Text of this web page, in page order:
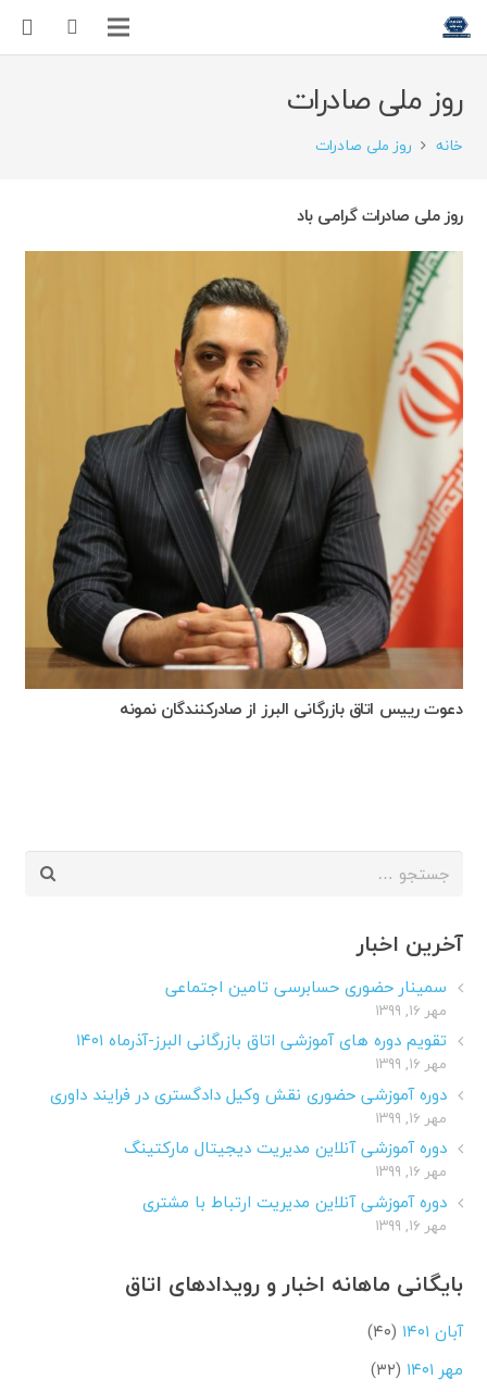
روز ملی صادرات
خانه روز ملی صادرات
روز ملی صادرات گرامی باد
دعوت رییس اتاق بازرگانی البرز از صادرکنندگان نمونه
جستجو
آخرین اخبار
سمینار حضوری حسابرسی تامین اجتماعی
مهر ۱۶, ۱۳۹۹
تقویم دوره های آموزشی اتاق بازرگانی البرز-آذرماه ۱۴۰۱
مهر ۱۶, ۱۳۹۹
دوره آموزشی حضوری نقش وکیل دادگستری در فرایند داوری
مهر ۱۶, ۱۳۹۹
دوره آموزشی آنلاین مدیریت دیجیتال مارکتینگ
مهر ۱۶, ۱۳۹۹
دوره آموزشی آنلاین مدیریت ارتباط با مشتری
مهر ۱۶, ۱۳۹۹
بایگانی ماهانه اخبار و رویدادهای اتاق
آبان ۱۴۰۱
(۴۰)
مهر ۱۴۰۱
(۳۲)